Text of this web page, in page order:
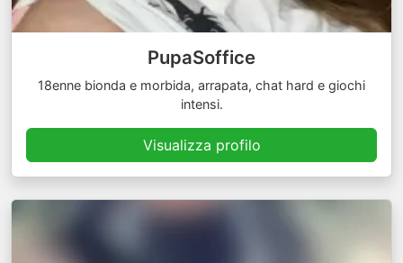
PupaSoffice
18enne bionda e morbida, arrapata, chat hard e giochi
intensi.
Visualizza profilo